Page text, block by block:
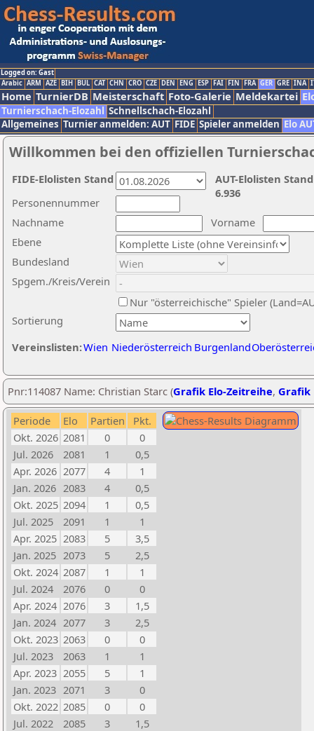
Logged on: Gast
Arabic ARM AZE BIH BUL CAT CHN CRO CZE DEN ENG ESP FAI FIN FRA GER GRE INA
Home TurnierDB Meisterschaft Foto-Galerie Meldekartei
Turnierschach-Elozahl Schnellschach-Elozahl
Allgemeines Turnier anmelden: AUT FIDE Spieler anmelden Elo
Willkommen bei den offiziellen
Nachname
Vorname
Ebene
Sortierung
Personennummer
Bundesland
Spgem./Kreis/Verein
Nur "österreichische" Spieler
Vereinslisten:Wien Niederösterreich Burgenland
AUT-Elolisten
6.936
FIDE-Elolisten Stand
Pnr:114087 Name: Christian Starc (Grafik Elo-Zeitreihe, Grafik
Periode Elo Partien
Pkt.
Okt. 2026 2081 0
0
Jul. 2026
2081 1
0,5
Apr. 2026 2077 4
1
Jan. 2026 2083 4
0,5
Okt. 2025 2094 1
0,5
Jul. 2025
2091 1
1
Apr. 2025 2083 5
3,5
Jan. 2025 2073 5
2,5
Okt. 2024 2087 1
1
Jul. 2024
2076 0
0
Apr. 2024 2076 3
1,5
Jan. 2024 2077 3
2,5
Okt. 2023 2063 0
0
Jul. 2023
2063 1
1
Apr. 2023 2055 5
1
Jan. 2023 2071 3
0
Okt. 2022 2085 0
0
Jul. 2022
2085 3
1,5